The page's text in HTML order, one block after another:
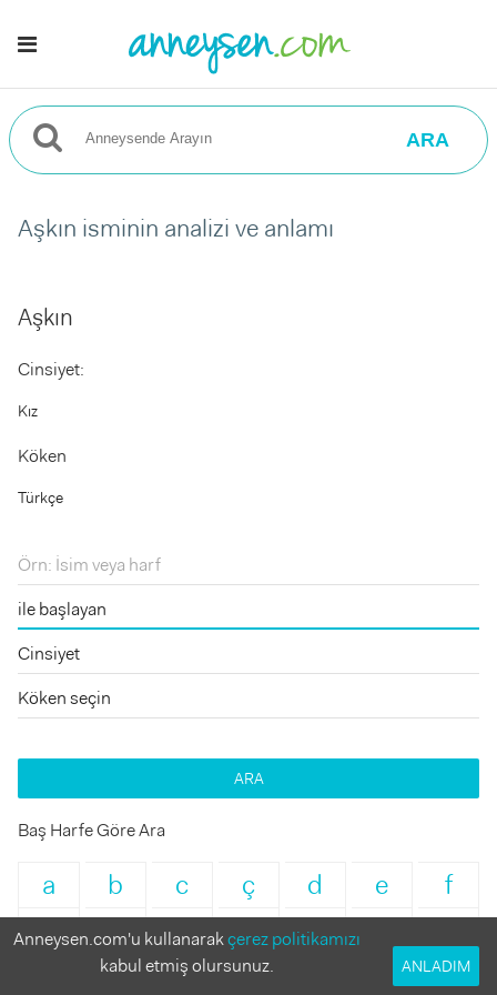
ARA
Aşkın isminin analizi ve anlamı
Aşkın
Cinsiyet:
Kız
Köken
Türkçe
ARA
Baş Harfe Göre Ara
a b c ç d e
f
g
h ı i j
n o ö s
Anneysen.com'u kullanarakçerez politikamızı
kabul etmiş olursunuz.
ANLADIM